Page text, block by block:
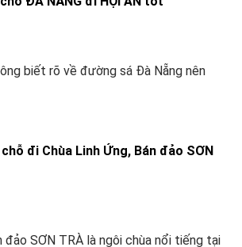
biết rõ về đường sá Đà Nẵng nên
đi Chùa Linh Ứng, Bán đảo SƠN
đảo SƠN TRÀ là ngôi chùa nổi tiếng tại